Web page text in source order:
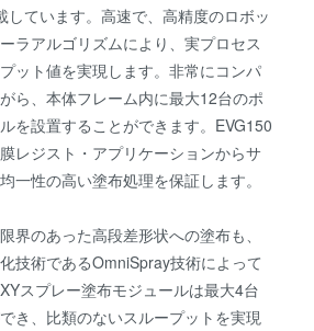
しています。高速で、高精度のロボッ
ラアルゴリズムにより、実プロセス
ット値を実現します。非常にコンパ
ら、本体フレーム内に最大12台のポ
を設置することができます。EVG150
レジスト・アプリケーションからサ
一性の高い塗布処理を保証します。
界のあった高段差形状への塗布も、
技術であるOmniSpray技術によって
スプレー塗布モジュールは最大4台
き、比類のないスループットを実現